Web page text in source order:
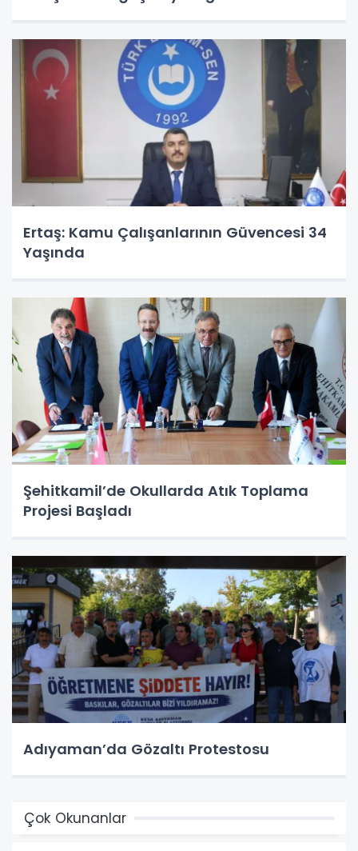
Ertaş: Kamu Çalışanlarının Güvencesi 34
Yaşında
Şehitkamil’de Okullarda Atık Toplama
Projesi Başladı
Adıyaman’da Gözaltı Protestosu
Çok Okunanlar